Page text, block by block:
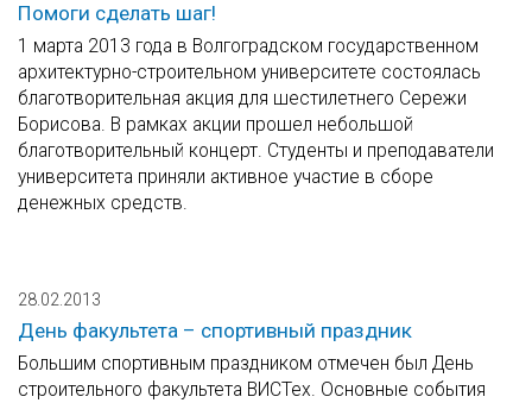
Помоги сделать шаг!
1 марта 2013 года в Волгоградском государственном
архитектурно-строительном университете состоялась
благотворительная акция для шестилетнего Сережи
Борисова. В рамках акции прошел небольшой
благотворительный концерт. Студенты и преподаватели
университета приняли активное участие в сборе
денежных средств.
28.02.2013
День факультета – спортивный праздник
Большим спортивным праздником отмечен был День
строительного факультета ВИСТех. Основные события